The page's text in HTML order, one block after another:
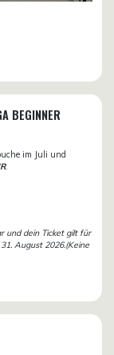
BEGINNER
im Juli und
.
und dein Ticket gilt für
August 2026.(Keine